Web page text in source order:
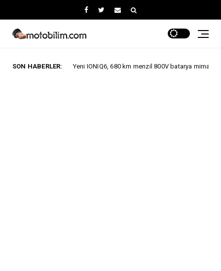
SON HABERLER:
Yeni IONIQ6, 680 km menzil 800V batarya mimarisiyle